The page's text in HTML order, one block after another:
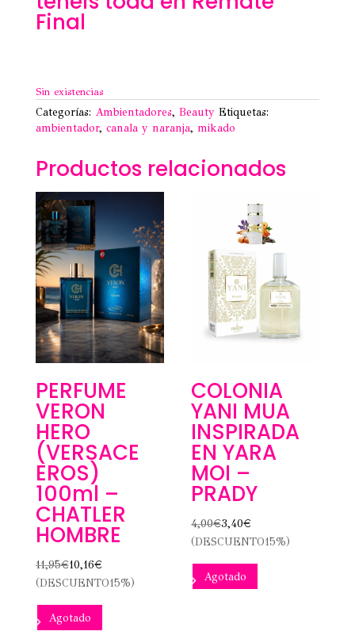
Final
Sin existencias
Categorías: Ambientadores, Beauty Etiquetas:
ambientador, canala y naranja, mikado
Productos relacionados
PERFUME
VERON
HERO
(VERSACE
EROS)
100ml –
CHATLER
HOMBRE
11,95€10,16€
(DESCUENTO15%)
Agotado
COLONIA
YANI MUA
INSPIRADA
EN YARA
MOI –
PRADY
4,00€3,40€
(DESCUENTO15%)
Agotado